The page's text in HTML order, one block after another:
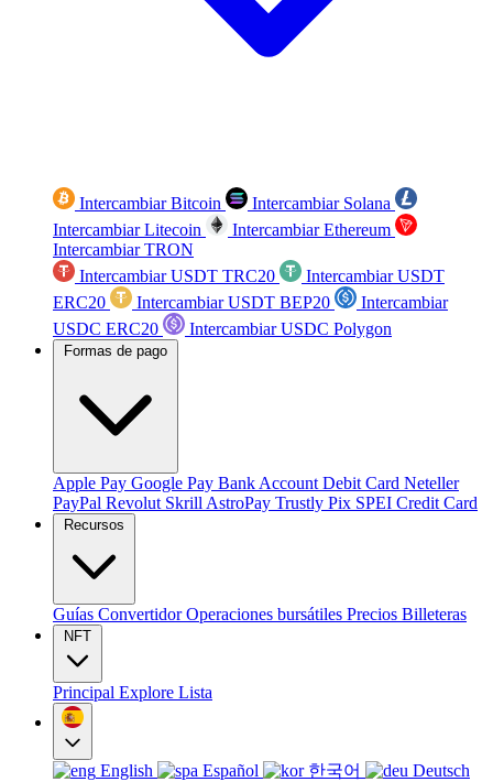
Intercambiar Bitcoin
Intercambiar Solana
Intercambiar Litecoin
Intercambiar Ethereum
Intercambiar TRON
Intercambiar USDT TRC20
Intercambiar USDT
ERC20
Intercambiar USDT BEP20
Intercambiar
USDC ERC20
Intercambiar USDC Polygon
Formas de pago
Apple Pay Google Pay Bank Account Debit Card Neteller
PayPal Revolut Skrill AstroPay Trustly Pix SPEI Credit Card
Recursos
Guías ConvertidorOperaciones bursátiles Precios Billeteras
NFT
Principal Explore Lista
English Español 한국어
Deutsch